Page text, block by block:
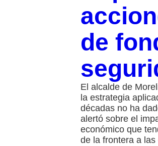
de
El alcalde de
la estrategia
décadas no ha
alertó sobre el
económico que
de la frontera a